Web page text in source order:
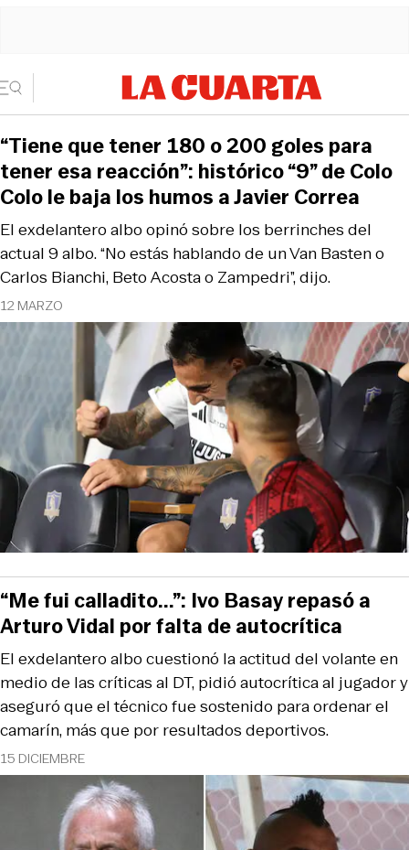
12 MARZO
El exdelantero albo opinó sobre los berrinches del
actual 9 albo. “No estás hablando de un Van Basten o
Carlos Bianchi, Beto Acosta o Zampedri”, dijo.
“Tiene que tener 180 o 200 goles para
tener esa reacción”: histórico “9” de Colo
Colo le baja los humos a Javier Correa
15 DICIEMBRE
El exdelantero albo cuestionó la actitud del volante en
medio de las críticas al DT, pidió autocrítica al jugador y
aseguró que el técnico fue sostenido para ordenar el
camarín, más que por resultados deportivos.
“Me fui calladito...”: Ivo Basay repasó a
Arturo Vidal por falta de autocrítica